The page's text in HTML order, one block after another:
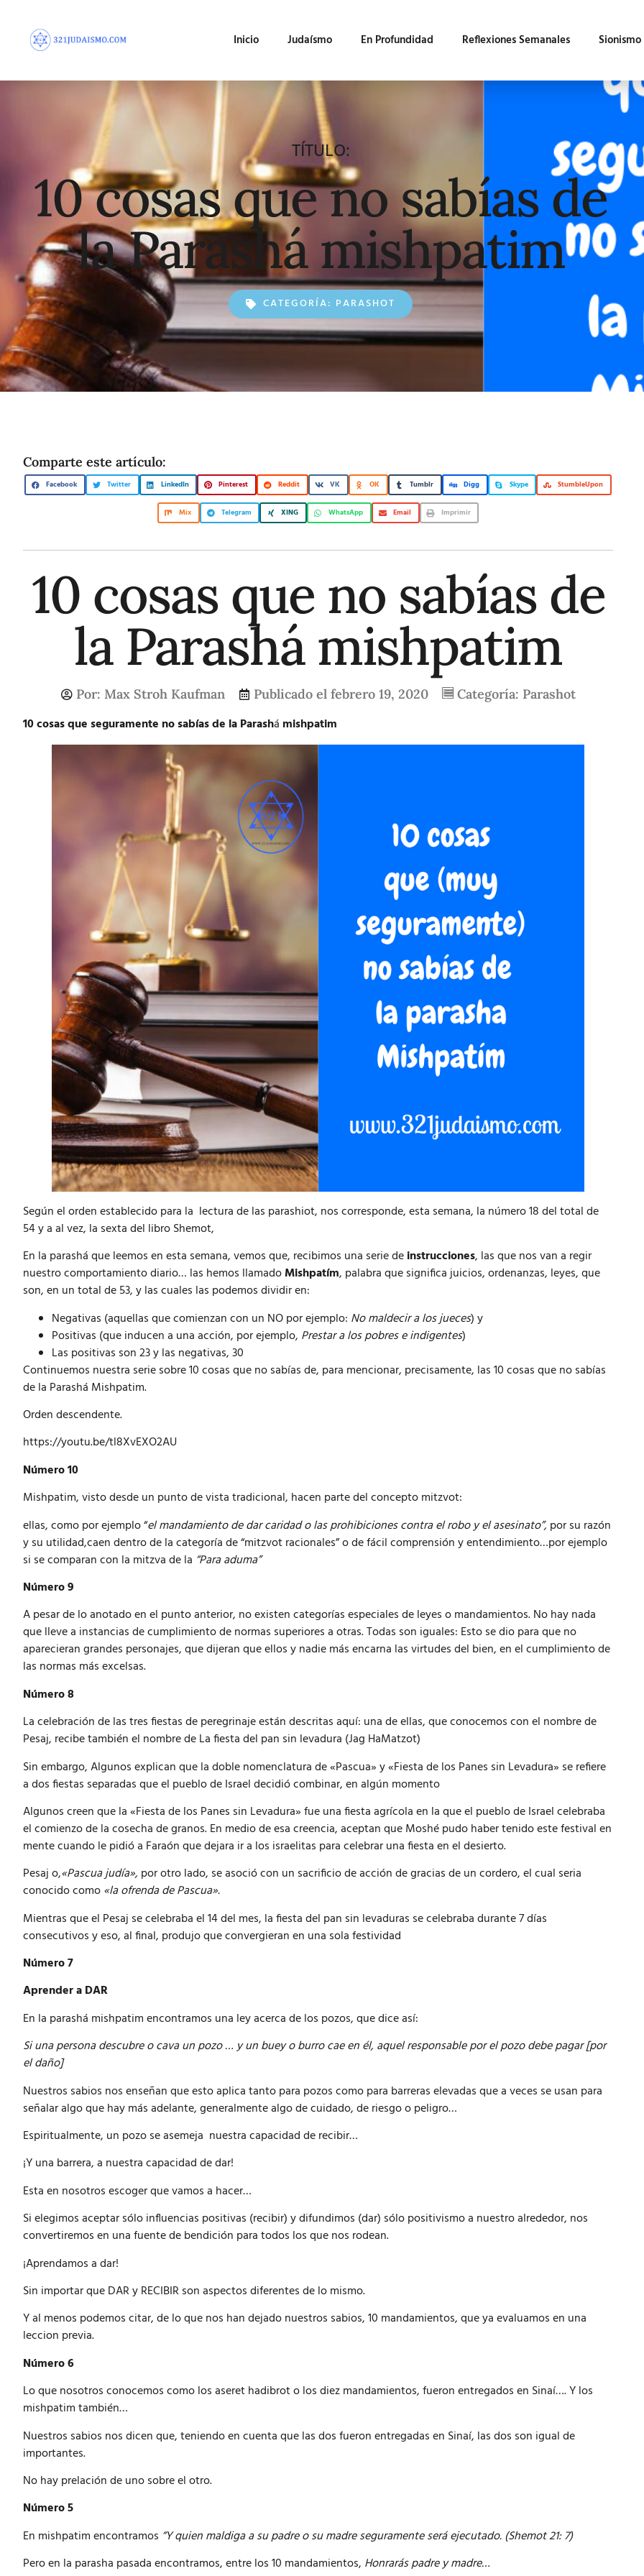
Inicio Judaísmo En Profundidad Reflexiones Semanales Sionismo
TÍTULO:
10 cosas que no sabías de
la Parashá mishpatim
CATEGORÍA: PARASHOT
Comparte este artículo:
Facebook Twitter LinkedIn Pinterest Reddit VK OK Tumblr Digg Skype StumbleUpon
Mix Telegram XING WhatsApp Email Imprimir
10 cosas que no sabías de
la Parashá mishpatim
Por: Max Stroh Kaufman Publicado el febrero 19, 2020 Categoría: Parashot
10 cosas que seguramente no sabías de la Parashá mishpatim
Según el orden establecido para la lectura de las parashiot, nos corresponde, esta semana, la número 18 del total de
54 y a al vez, la sexta del libro Shemot,
En la parashá que leemos en esta semana, vemos que, recibimos una serie deinstrucciones, las que nos van a regir
nuestro comportamiento diario… las hemos llamadoMishpatím, palabra que significa juicios, ordenanzas, leyes, que
son, en un total de 53, y las cuales las podemos dividir en:
Negativas (aquellas que comienzan con un NO por ejemplo: No maldecir a los jueces) y
Positivas (que inducen a una acción, por ejemplo, Prestar a los pobres e indigentes)
Las positivas son 23 y las negativas, 30
Continuemos nuestra serie sobre 10 cosas que no sabías de, para mencionar, precisamente, las 10 cosas que no sabías
de la Parashá Mishpatim.
Orden descendente.
https://youtu.be/tl8XvEXO2AU
Número 10
Mishpatim, visto desde un punto de vista tradicional, hacen parte del concepto mitzvot:
ellas, como por ejemplo “el mandamiento de dar caridad o las prohibiciones contra el robo y el asesinato”,por su razón
y su utilidad,caen dentro de la categoría de “mitzvot racionales” o de fácil comprensión y entendimiento…por ejemplo
si se comparan con la mitzva de la “Para aduma”
Número 9
A pesar de lo anotado en el punto anterior, no existen categorías especiales de leyes o mandamientos. No hay nada
que lleve a instancias de cumplimiento de normas superiores a otras. Todas son iguales: Esto se dio para que no
aparecieran grandes personajes, que dijeran que ellos y nadie más encarna las virtudes del bien, en el cumplimiento de
las normas más excelsas.
Número 8
La celebración de las tres fiestas de peregrinaje están descritas aquí: una de ellas, que conocemos con el nombre de
Pesaj, recibe también el nombre de La fiesta del pan sin levadura (Jag HaMatzot)
Sin embargo, Algunos explican que la doble nomenclatura de «Pascua» y «Fiesta de los Panes sin Levadura» se refiere
a dos fiestas separadas que el pueblo de Israel decidió combinar, en algún momento
Algunos creen que la «Fiesta de los Panes sin Levadura» fue una fiesta agrícola en la que el pueblo de Israel celebraba
el comienzo de la cosecha de granos. En medio de esa creencia, aceptan que Moshé pudo haber tenido este festival en
mente cuando le pidió a Faraón que dejara ir a los israelitas para celebrar una fiesta en el desierto.
Pesaj o,«Pascua judía»,por otro lado, se asoció con un sacrificio de acción de gracias de un cordero, el cual seria
conocido como«la ofrenda de Pascua».
Mientras que el Pesaj se celebraba el 14 del mes, la fiesta del pan sin levaduras se celebraba durante 7 días
consecutivos y eso, al final, produjo que convergieran en una sola festividad
Número 7
Aprender a DAR
En la parashá mishpatim encontramos una ley acerca de los pozos, que dice así:
Si una persona descubre o cava un pozo … y un buey o burro cae en él, aquel responsable por el pozo debe pagar [por
el daño]
Nuestros sabios nos enseñan que esto aplica tanto para pozos como para barreras elevadas que a veces se usan para
señalar algo que hay más adelante, generalmente algo de cuidado, de riesgo o peligro…
Espiritualmente, un pozo se asemeja nuestra capacidad de recibir…
¡Y una barrera, a nuestra capacidad de dar!
Esta en nosotros escoger que vamos a hacer…
Si elegimos aceptar sólo influencias positivas (recibir) y difundimos (dar) sólo positivismo a nuestro alrededor, nos
convertiremos en una fuente de bendición para todos los que nos rodean.
¡Aprendamos a dar!
Sin importar queDAR y RECIBIRson aspectos diferentes de lo mismo.
Y al menos podemos citar, de lo que nos han dejado nuestros sabios, 10 mandamientos, que ya evaluamos en una
leccion previa.
Número 6
Lo que nosotros conocemos como los aseret hadibrot o los diez mandamientos, fueron entregados en Sinaí…. Y los
mishpatim también…
Nuestros sabios nos dicen que, teniendo en cuenta que las dos fueron entregadas en Sinaí, las dos son igual de
importantes.
No hay prelación de uno sobre el otro.
Número 5
En mishpatim encontramos “Y quien maldiga a su padre o su madre seguramente será ejecutado. (Shemot 21: 7)
Pero en la parasha pasada encontramos, entre los 10 mandamientos, Honrarás padre y madre…